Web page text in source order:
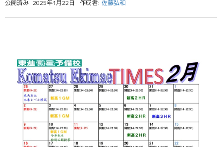
公開済み: 2025年1月22日 作成者: 佐藤弘和